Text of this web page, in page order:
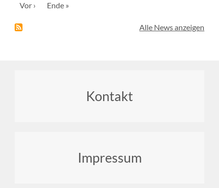
Nächste
Vor ›
Letzte
Ende »
Alle News anzeigen
Kontakt
Impressum